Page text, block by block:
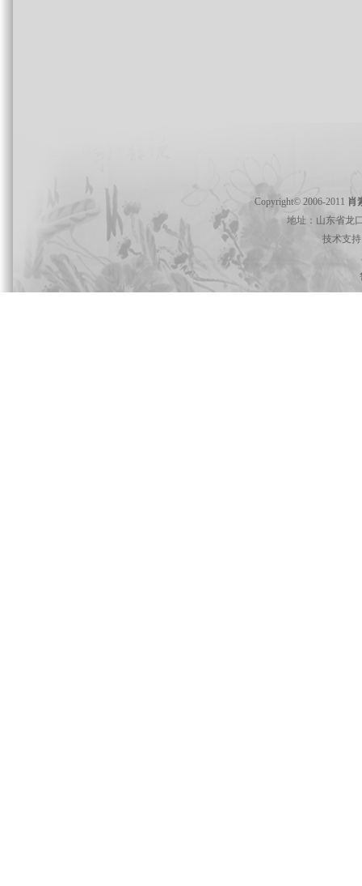
Copyright© 2006-2011 肖
地址：山东省龙
技术支